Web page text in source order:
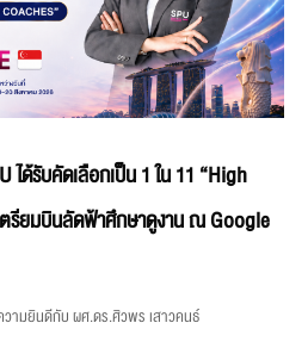
ได้รับคัดเลือกเป็น 1 ใน 11 “High
รียมบินลัดฟ้าศึกษาดูงาน ณ Google
ามยินดีกับ ผศ.ดร.ศิวพร เสาวคนธ์